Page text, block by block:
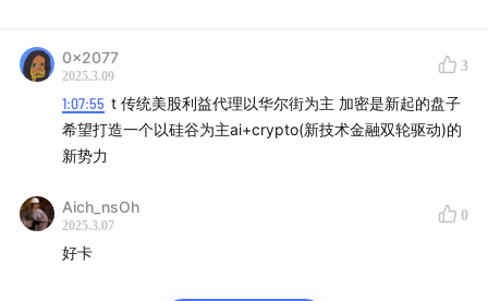
从去年 11 月 5 日美国大选川普获胜，到今年 1 月 18 日川
普突然推出个人模因币 $TRUMP，到 2 月对外开打关税
0x2077
2025.3.09
3
1:07:55 t 传统美股利益代理以华尔街为主 加密是新起的盘子
希望打造一个以硅谷为主ai+crypto(新技术金融双轮驱动)的
新势力
Aich_nsOh
2025.3.07
0
好卡